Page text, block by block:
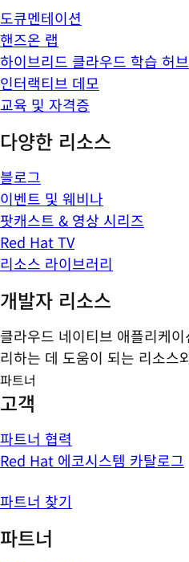
도큐멘테이션
핸즈온 랩
하이브리드 클라우드 학습 허브
인터랙티브 데모
교육 및 자격증
다양한 리소스
블로그
이벤트 및 웨비나
팟캐스트 & 영상 시리즈
Red Hat TV
리소스 라이브러리
개발자 리소스
클라우드 네이티브 애플리케
리하는 데 도움이 되는 리소스
파트너
고객
파트너 협력
Red Hat 에코시스템 카탈로그
파트너 찾기
파트너